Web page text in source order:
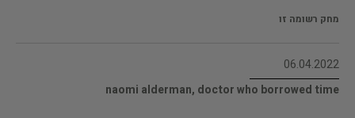
מחק רשומה זו
06.04.2022
naomi alderman, doctor who borrowed time